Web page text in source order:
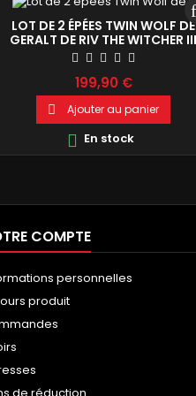
LOT DE 2 ÉPÉES TWIN WOLF DE
GERALT DE RIV THE WITCHER III
REPRODUCTION DE COLLECTION
199,90 €
 Ajouter au panier
 En stock
COMPTE
personnelles
produit